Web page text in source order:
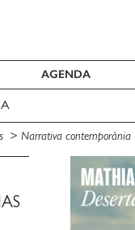
AGENDA
Narrativa contemporània